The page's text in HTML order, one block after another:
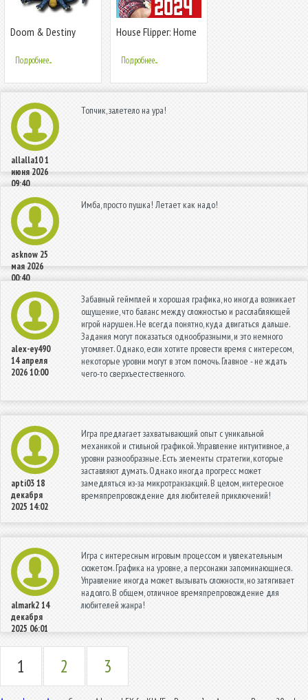
Doom & Destiny
Подробнее...
House Flipper: Home
Подробнее...
allalla101
июня 2026
09:40
Топчик, залетело на ура!
asknow 25
мая 2026
00:40
Имба, просто пушка! Летает как надо!
alex-ey490
14 апреля
2026 10:00
Забавный геймплей и хорошая графика, но иногда возникает
ощущение, что баланс между сложностью и расслабляющей
игрой нарушен. Не всегда понятно, куда двигаться дальше.
Задания могут показаться однообразными, и это немного
утомляет. Однако, если хотите провести время с интересом,
некоторые уровни могут в этом помочь. Главное - не ждать
чего-то сверхъестественного.
apti0318
декабря
2025 14:02
Игра предлагает захватывающий опыт с уникальной
механикой и стильной графикой. Управление интуитивное, а
уровни разнообразные. Есть элементы стратегии, которые
заставляют думать. Однако иногда прогресс может
замедляться из-за микротранзакций. В целом, интересное
времяпрепровождение для любителей приключений!
almark214
декабря
2025 06:01
Игра с интересным игровым процессом и увлекательным
сюжетом. Графика на уровне, а персонажи запоминающиеся.
Управление иногда может вызывать сложности, но затягивает
надолго. В общем, отличное времяпрепровождение для
любителей жанра!
1 2 3